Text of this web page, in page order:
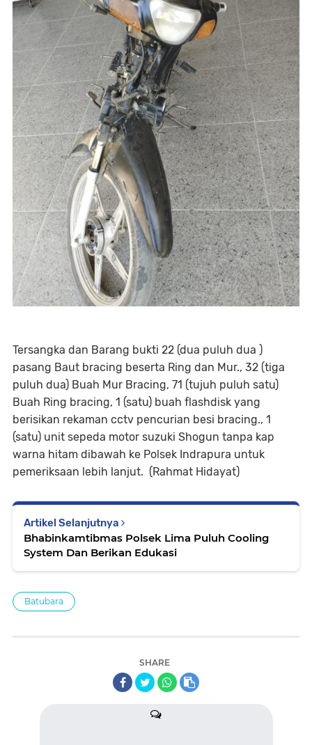
Tersangka dan Barang bukti 22 (dua puluh dua )
pasang Baut bracing beserta Ring dan Mur., 32 (tiga
puluh dua) Buah Mur Bracing, 71 (tujuh puluh satu)
Buah Ring bracing, 1 (satu) buah flashdisk yang
berisikan rekaman cctv pencurian besi bracing., 1
(satu) unit sepeda motor suzuki Shogun tanpa kap
warna hitam dibawah ke Polsek Indrapura untuk
pemeriksaan lebih lanjut. (Rahmat Hidayat)
Artikel Selanjutnya
Bhabinkamtibmas Polsek Lima Puluh Cooling
System Dan Berikan Edukasi
Batubara
SHARE